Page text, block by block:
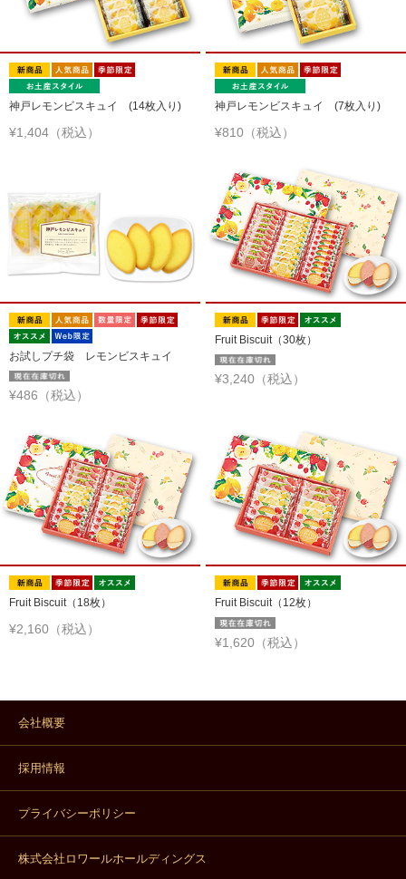
神戸レモンビスキュイ (14枚入り)
¥1,404（税込）
神戸レモンビスキュイ (7枚入り)
¥810（税込）
お試しプチ袋 レモンビスキュイ
¥486（税込）
Fruit Biscuit（30枚）
¥3,240（税込）
Fruit Biscuit（18枚）
¥2,160（税込）
Fruit Biscuit（12枚）
¥1,620（税込）
会社概要
採用情報
プライバシーポリシー
株式会社ロワールホールディングス